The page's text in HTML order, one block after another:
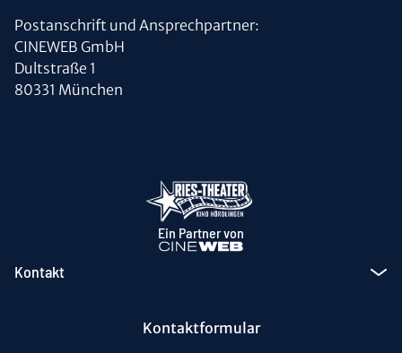
Postanschrift und Ansprechpartner:
CINEWEB GmbH
Dultstraße 1
80331 München
Ein Partner von
Kontakt
Kontaktformular